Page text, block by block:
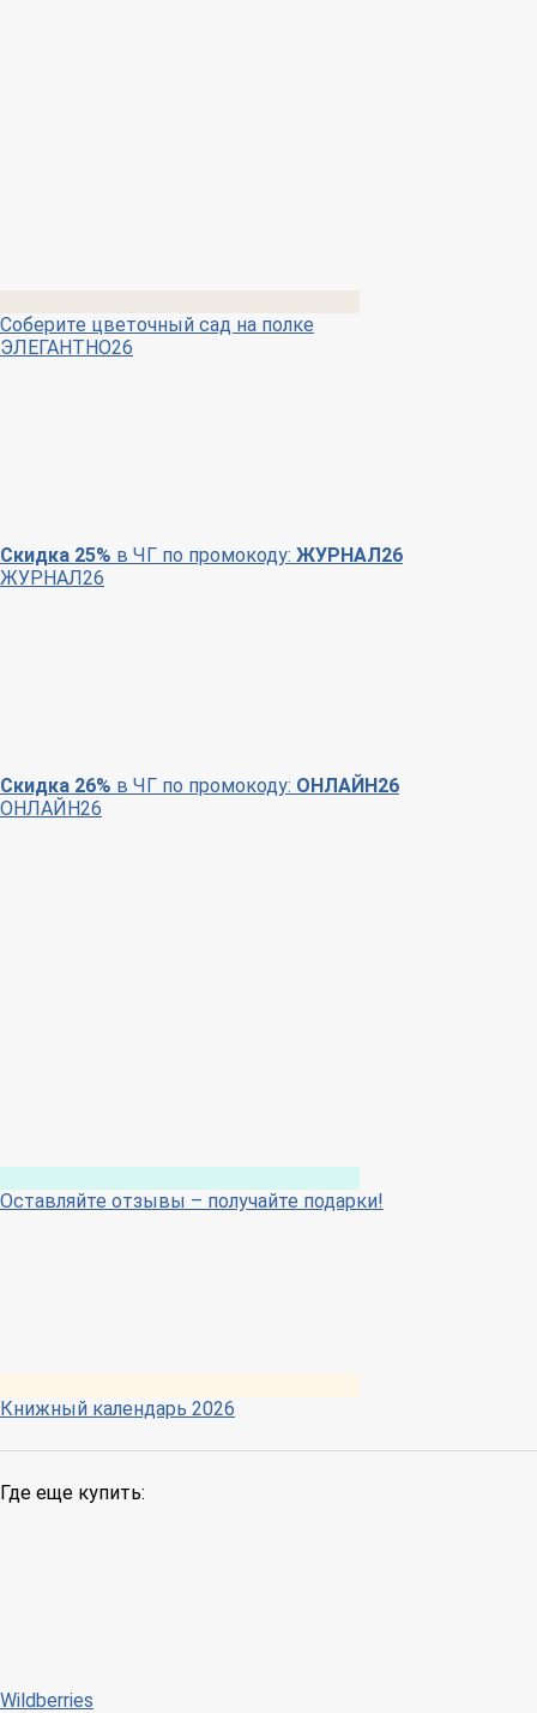
Соберите цветочный сад на полке
ЭЛЕГАНТНО26
Скидка 25% в ЧГ по промокоду: ЖУРНАЛ26
ЖУРНАЛ26
Скидка 26% в ЧГ по промокоду: ОНЛАЙН26
ОНЛАЙН26
Оставляйте отзывы – получайте подарки!
Книжный календарь 2026
Где еще купить:
Wildberries